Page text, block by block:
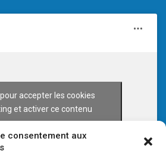
consentement aux
accepter les cookies
et activer ce contenu